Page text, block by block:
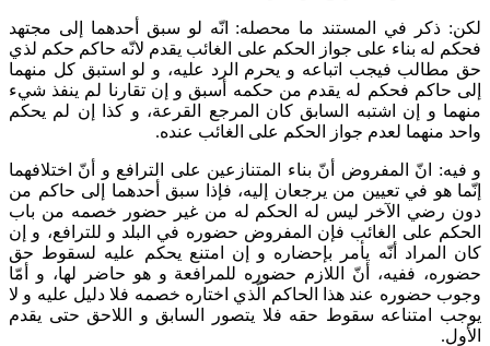
لكن: ذكر في المستند ما محصله: انّه لو سبق أحدهما إلى مجتهد
فحكم له بناء على جواز الحكم على الغائب يقدم لانّه حاكم حكم لذي
حق مطالب فيجب اتباعه و يحرم الرد عليه، و لو استبق كل منهما
إلى حاكم فحكم له يقدم من حكمه أسبق و إن تقارنا لم ينفذ شي‌ء
منهما و إن اشتبه السابق كان المرجع القرعة، و كذا إن لم يحكم
واحد منهما لعدم جواز الحكم على الغائب عنده.
و فيه: انّ المفروض أنّ بناء المتنازعين على الترافع و أنّ اختلافهما
إنّما هو في تعيين من يرجعان إليه، فإذا سبق أحدهما إلى حاكم من
دون رضي الآخر ليس له الحكم له من غير حضور خصمه من باب
الحكم على الغائب فإن المفروض حضوره في البلد و للترافع، و إن
كان المراد أنّه يأمر بإحضاره و إن امتنع يحكم عليه لسقوط حق
حضوره، ففيه، أنّ اللازم حضوره للمرافعة و هو حاضر لها، و أمّا
وجوب حضوره عند هذا الحاكم الّذي اختاره خصمه فلا دليل عليه و لا
يوجب امتناعه سقوط حقه فلا يتصور السابق و اللاحق حتى يقدم
الأول.